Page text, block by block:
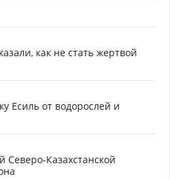
как не стать жертвой
Есиль от водорослей и
Северо-Казахстанской